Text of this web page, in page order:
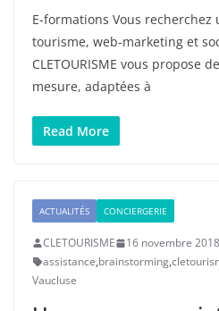
E-formations Vous recherchez
tourisme, web-marketing et
CLETOURISME vous propose
mesure, adaptées à
Read More
ACTUALITÉS CONCIERGERIE
CLETOURISME
16 novembre 2018
assistance,brainstorming,
Vaucluse